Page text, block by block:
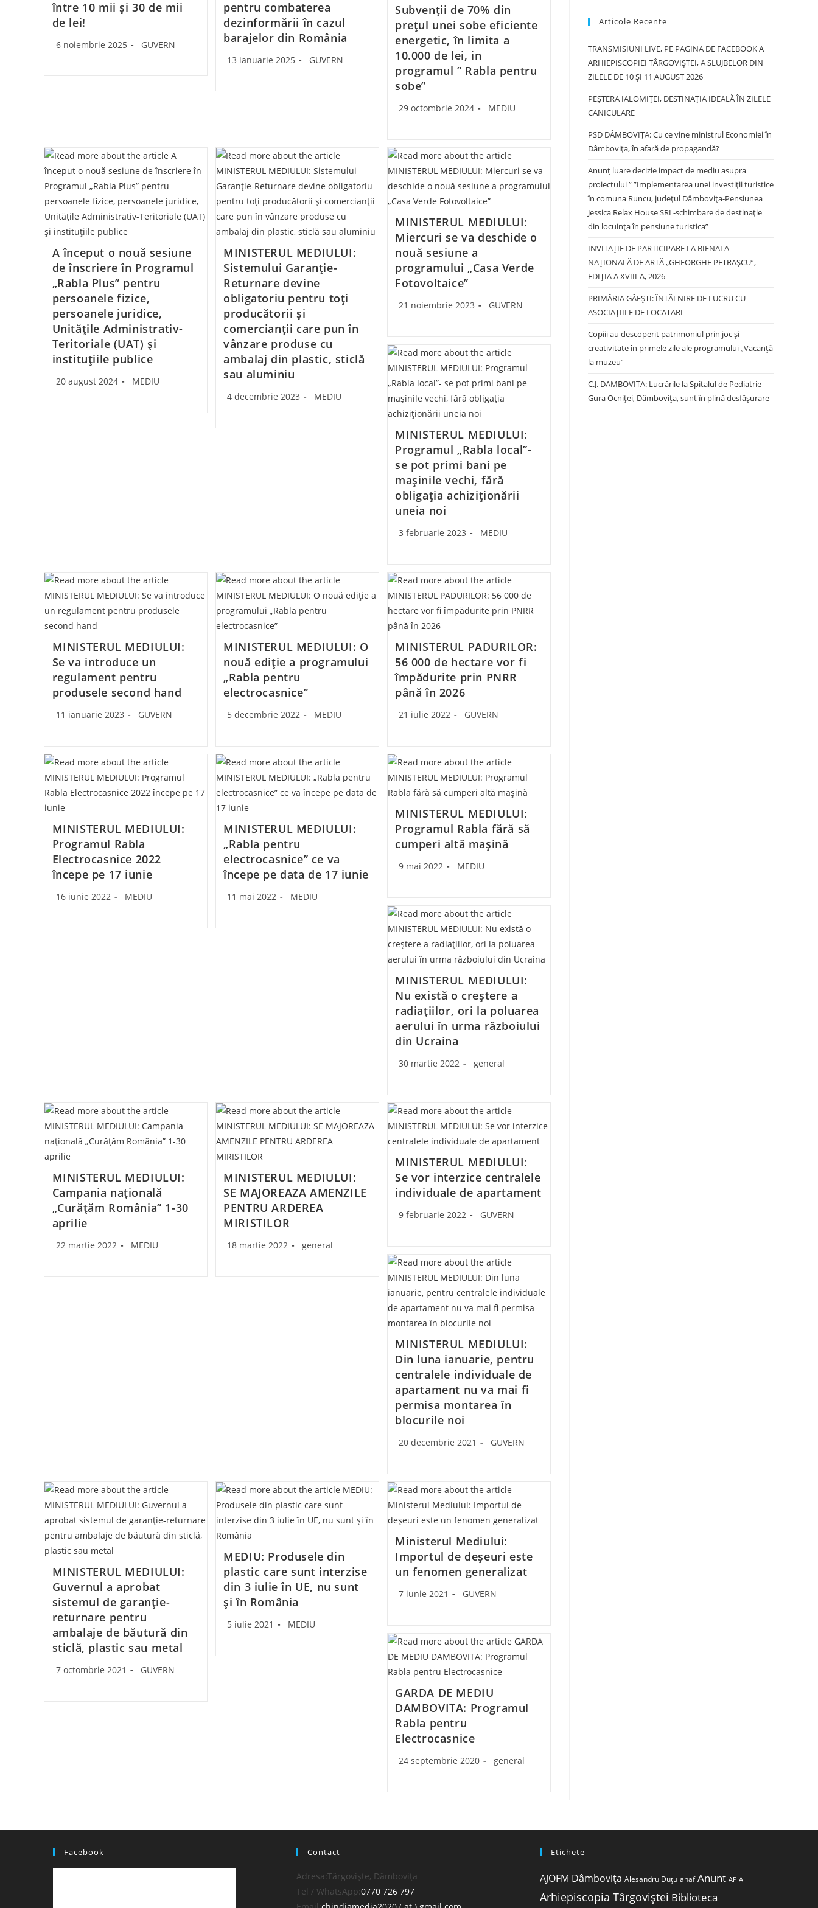
între 10 mii și 30 de mii
de lei!
Post
6 noiembrie 2025
Post
GUVERN
pentru combaterea
dezinformării în cazul
barajelor din România
Post
13 ianuarie 2025
Post
GUVERN
Subvenții de 70% din
prețul unei sobe eficiente
energetic, în limita a
10.000 de lei, in
programul ” Rabla pentru
sobe”
Post
29 octombrie 2024
Post
MEDIU
A început o nouă sesiune
de înscriere în Programul
„Rabla Plus” pentru
persoanele fizice,
persoanele juridice,
Unităţile Administrativ-
Teritoriale (UAT) şi
instituţiile publice
Post
20 august 2024
Post
MEDIU
MINISTERUL MEDIULUI:
Sistemului Garanție-
Returnare devine
obligatoriu pentru toți
producătorii și
comercianții care pun în
vânzare produse cu
ambalaj din plastic, sticlă
sau aluminiu
Post
4 decembrie 2023
Post
MEDIU
MINISTERUL MEDIULUI:
Miercuri se va deschide o
nouă sesiune a
programului „Casa Verde
Fotovoltaice”
Post
21 noiembrie 2023
Post
GUVERN
MINISTERUL MEDIULUI:
Programul „Rabla local”-
se pot primi bani pe
mașinile vechi, fără
obligaţia achiziţionării
uneia noi
Post
3 februarie 2023
Post
MEDIU
MINISTERUL MEDIULUI:
Se va introduce un
regulament pentru
produsele second hand
Post
11 ianuarie 2023
Post
GUVERN
MINISTERUL MEDIULUI: O
nouă ediţie a programului
„Rabla pentru
electrocasnice”
Post
5 decembrie 2022
Post
MEDIU
MINISTERUL PADURILOR:
56 000 de hectare vor fi
împădurite prin PNRR
până în 2026
Post
21 iulie 2022
Post
GUVERN
MINISTERUL MEDIULUI:
Programul Rabla
Electrocasnice 2022
începe pe 17 iunie
Post
16 iunie 2022
Post
MEDIU
MINISTERUL MEDIULUI:
„Rabla pentru
electrocasnice” ce va
începe pe data de 17 iunie
Post
11 mai 2022
Post
MEDIU
MINISTERUL MEDIULUI:
Programul Rabla fără să
cumperi altă maşină
Post
9 mai 2022
Post
MEDIU
MINISTERUL MEDIULUI:
Nu există o creștere a
radiațiilor, ori la poluarea
aerului în urma războiului
din Ucraina
Post
30 martie 2022
Post
general
MINISTERUL MEDIULUI:
Campania naţională
„Curăţăm România” 1-30
aprilie
Post
22 martie 2022
Post
MEDIU
MINISTERUL MEDIULUI:
SE MAJOREAZA AMENZILE
PENTRU ARDEREA
MIRISTILOR
Post
18 martie 2022
Post
general
MINISTERUL MEDIULUI:
Se vor interzice centralele
individuale de apartament
Post
9 februarie 2022
Post
GUVERN
MINISTERUL MEDIULUI:
Din luna ianuarie, pentru
centralele individuale de
apartament nu va mai fi
permisa montarea în
blocurile noi
Post
20 decembrie 2021
Post
GUVERN
MINISTERUL MEDIULUI:
Guvernul a aprobat
sistemul de garanție-
returnare pentru
ambalaje de băutură din
sticlă, plastic sau metal
Post
7 octombrie 2021
Post
GUVERN
MEDIU: Produsele din
plastic care sunt interzise
din 3 iulie în UE, nu sunt
și în România
Post
5 iulie 2021
Post
MEDIU
Ministerul Mediului:
Importul de deșeuri este
un fenomen generalizat
Post
7 iunie 2021
Post
GUVERN
GARDA DE MEDIU
DAMBOVITA: Programul
Rabla pentru
Electrocasnice
Post
24 septembrie 2020
Post
general
Articole Recente
TRANSMISIUNI LIVE, PE PAGINA DE FACEBOOK A
ARHIEPISCOPIEI TÂRGOVIȘTEI, A SLUJBELOR DIN
ZILELE DE 10 ȘI 11 AUGUST 2026
PEȘTERA IALOMIȚEI, DESTINAȚIA IDEALĂ ÎN ZILELE
CANICULARE
PSD DÂMBOVIȚA: Cu ce vine ministrul Economiei în
Dâmbovița, în afară de propagandă?
Anunț luare decizie impact de mediu asupra
proiectului ” ”Implementarea unei investiții turistice
în comuna Runcu, județul Dâmbovița-Pensiunea
Jessica Relax House SRL-schimbare de destinație
din locuința în pensiune turistica”
INVITAȚIE DE PARTICIPARE LA BIENALA
NAȚIONALĂ DE ARTĂ „GHEORGHE PETRAȘCU”,
EDIŢIA A XVIII-A, 2026
PRIMĂRIA GĂEȘTI: ÎNTÂLNIRE DE LUCRU CU
ASOCIAȚIILE DE LOCATARI
Copiii au descoperit patrimoniul prin joc și
creativitate în primele zile ale programului „Vacanță
la muzeu”
C.J. DAMBOVITA: Lucrările la Spitalul de Pediatrie
Gura Ocniței, Dâmbovița, sunt în plină desfășurare
Facebook Contact
Adresa:Târgoviște, Dâmbovița
Tel / WhatsApp:0770 726 797Opens
Etichete
AJOFM Dâmbovița Alesandru Duțu anaf Anunt APIA
Arhiepiscopia Târgoviștei Biblioteca